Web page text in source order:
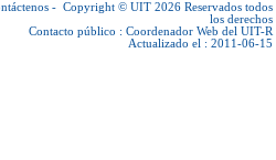
- Copyright © UIT 2026 Reservados todos
los derechos
Contacto público : Coordenador Web del UIT-R
Actualizado el : 2011-06-15